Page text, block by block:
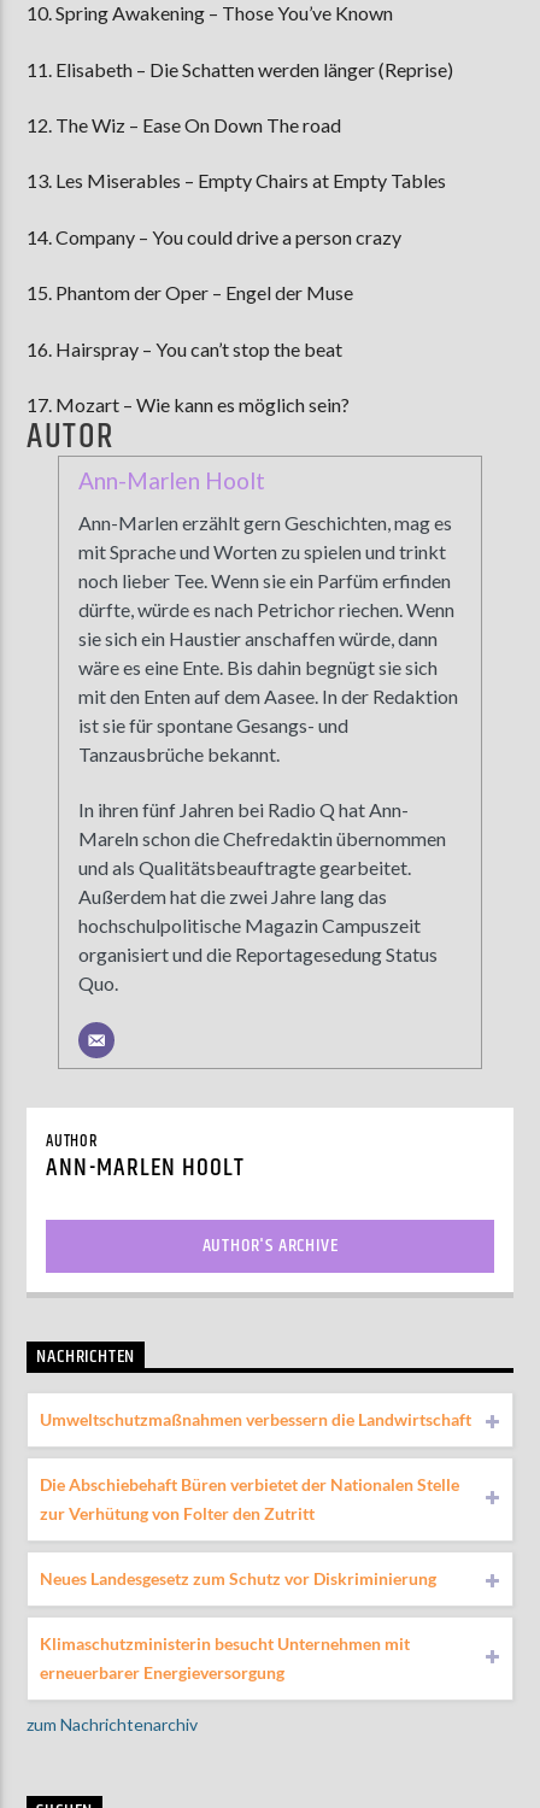
10. Spring Awakening – Those You’ve Known
11. Elisabeth – Die Schatten werden länger (Reprise)
12. The Wiz – Ease On Down The road
13. Les Miserables – Empty Chairs at Empty Tables
14. Company – You could drive a person crazy
15. Phantom der Oper – Engel der Muse
16. Hairspray – You can’t stop the beat
17. Mozart – Wie kann es möglich sein?
AUTOR
Ann-Marlen Hoolt
Ann-Marlen erzählt gern Geschichten, mag es
mit Sprache und Worten zu spielen und trinkt
noch lieber Tee. Wenn sie ein Parfüm erfinden
dürfte, würde es nach Petrichor riechen. Wenn
sie sich ein Haustier anschaffen würde, dann
wäre es eine Ente. Bis dahin begnügt sie sich
mit den Enten auf dem Aasee. In der Redaktion
ist sie für spontane Gesangs- und
Tanzausbrüche bekannt.
In ihren fünf Jahren bei Radio Q hat Ann-
Mareln schon die Chefredaktin übernommen
und als Qualitätsbeauftragte gearbeitet.
Außerdem hat die zwei Jahre lang das
hochschulpolitische Magazin Campuszeit
organisiert und die Reportagesedung Status
Quo.
AUTHOR
ANN-MARLEN HOOLT
AUTHOR'S ARCHIVE
NACHRICHTEN
Umweltschutzmaßnahmen verbessern die Landwirtschaft
Die Abschiebehaft Büren verbietet der Nationalen Stelle
zur Verhütung von Folter den Zutritt
Neues Landesgesetz zum Schutz vor Diskriminierung
Klimaschutzministerin besucht Unternehmen mit
erneuerbarer Energieversorgung
zum Nachrichtenarchiv